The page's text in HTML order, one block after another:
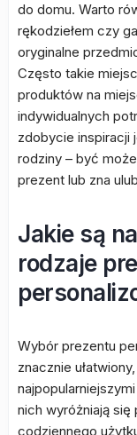
do domu. Warto
rękodziełem czy
oryginalne
Często takie
produktów na
indywidualnych
zdobycie inspiracji
rodziny – być
prezent lub zna
Jakie są
rodzaje
Wybór prezentu
znacznie
nich wyróżniają
codziennego